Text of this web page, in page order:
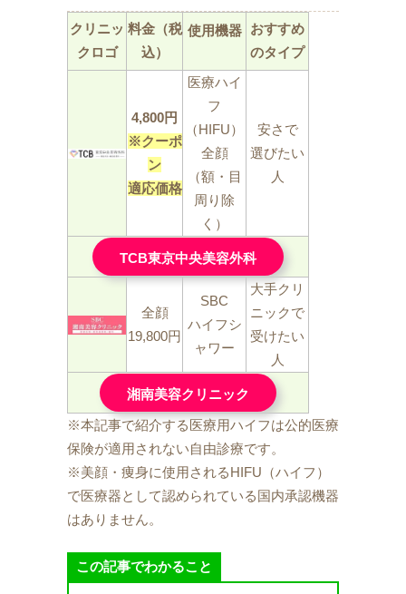
クリニッ
クロゴ
料金（税
込）
使用機器
おすすめ
のタイプ
4,800円
※クーポ
ン
適応価格
医療ハイ
フ
（HIFU）
全顔
（額・目
周り除
く）
安さで
選びたい
人
TCB東京中央美容外科
全顔
19,800円
SBC
ハイフシ
ャワー
大手クリ
ニックで
受けたい
人
湘南美容クリニック
※本記事で紹介する医療用ハイフは公的医療
保険が適用されない自由診療です。
※美顔・痩身に使用されるHIFU（ハイフ）
で医療器として認められている国内承認機器
はありません。
この記事でわかること